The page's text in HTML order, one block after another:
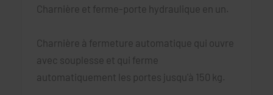
Charnière et ferme-porte hydraulique en un.
Charnière à fermeture automatique qui ouvre
avec souplesse et qui ferme
automatiquement les portes jusqu'à 150 kg.